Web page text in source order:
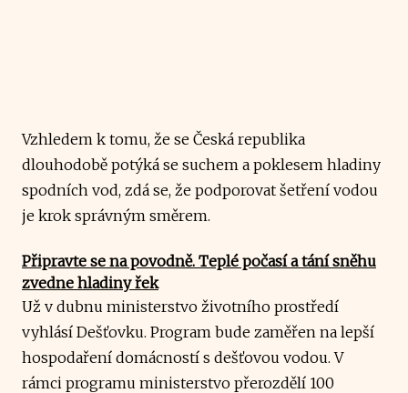
Vzhledem k tomu, že se Česká republika
dlouhodobě potýká se suchem a poklesem hladiny
spodních vod, zdá se, že podporovat šetření vodou
je krok správným směrem.
Připravte se na povodně. Teplé počasí a tání sněhu
zvedne hladiny řek
Už v dubnu ministerstvo životního prostředí
vyhlásí Dešťovku. Program bude zaměřen na lepší
hospodaření domácností s dešťovou vodou. V
rámci programu ministerstvo přerozdělí 100